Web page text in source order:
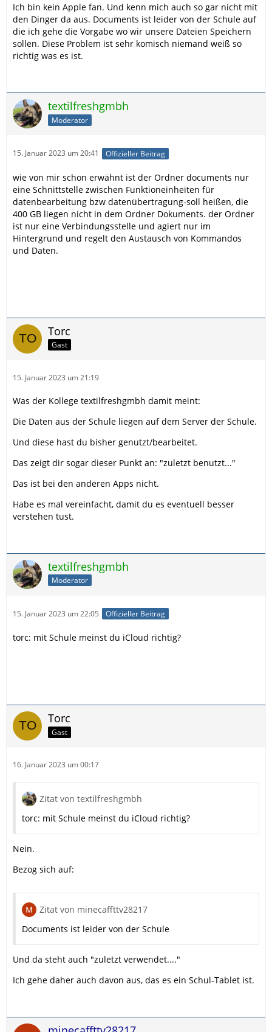
Ich bin kein Apple fan. Und kenn mich auch so gar nicht mit
den Dinger da aus. Documents ist leider von der Schule auf
die ich gehe die Vorgabe wo wir unsere Dateien Speichern
sollen. Diese Problem ist sehr komisch niemand weiß so
richtig was es ist.
textilfreshgmbh
Moderator
15. Januar 2023 um 20:41 Offizieller Beitrag
wie von mir schon erwähnt ist der Ordner documents nur
eine Schnittstelle zwischen Funktioneinheiten für
datenbearbeitung bzw datenübertragung-soll heißen, die
400 GB liegen nicht in dem Ordner Dokuments. der Ordner
ist nur eine Verbindungsstelle und agiert nur im
Hintergrund und regelt den Austausch von Kommandos
und Daten.
Torc
Gast
15. Januar 2023 um 21:19
Was der Kollege textilfreshgmbh damit meint:
Die Daten aus der Schule liegen auf dem Server der Schule.
Und diese hast du bisher genutzt/bearbeitet.
Das zeigt dir sogar dieser Punkt an: "zuletzt benutzt..."
Das ist bei den anderen Apps nicht.
Habe es mal vereinfacht, damit du es eventuell besser
verstehen tust.
textilfreshgmbh
Moderator
15. Januar 2023 um 22:05 Offizieller Beitrag
torc: mit Schule meinst du iCloud richtig?
Torc
Gast
16. Januar 2023 um 00:17
Zitat von textilfreshgmbh
torc: mit Schule meinst du iCloud richtig?
Nein.
Bezog sich auf:
Zitat von minecaffttv28217
Documents ist leider von der Schule
Und da steht auch "zuletzt verwendet...."
Ich gehe daher auch davon aus, das es ein Schul-Tablet ist.